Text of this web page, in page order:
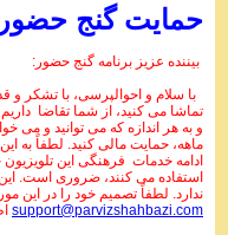
حمایت گنج حضور
بیننده عزیز برنامه گنج حضور:
با سلام و احوالپرسی، با تشکر و
تماشا می کنید، از شما تقاضا
و به هر اندازه که می توانید و می
ماهه، حمایت مالی کنید. لطفاً به
ادامه خدمات فرهنگی این
استفاده می کنند، ضروری است. این
ندارد. لطفاً تصمیم خود را در این
support@parvizshahbazi.com